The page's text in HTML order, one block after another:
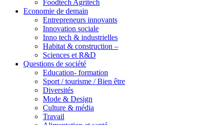
Foodtech Agritech
Economie de demain
Entrepreneurs innovants
Innovation sociale
Inno tech & industrielles
Habitat & construction –
Sciences et R&D
Questions de société
Education- formation
Sport / tourisme / Bien être
Diversités
Mode & Design
Culture & média
Travail